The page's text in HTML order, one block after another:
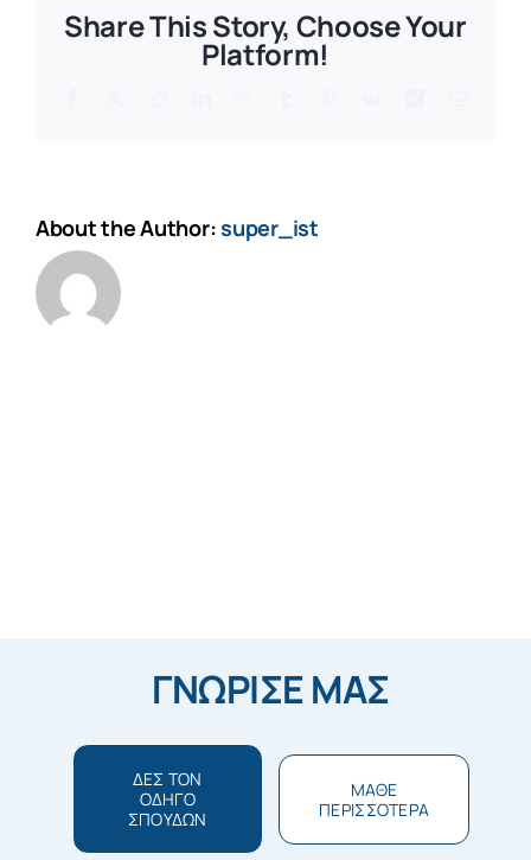
Share This Story, Choose Your
Platform!
About the Author:super_ist
ΓΝΩΡΙΣΕ ΜΑΣ
ΔΕΣ ΤΟΝ
ΟΔΗΓΟ
ΣΠΟΥΔΩΝ
ΜΑΘΕ
ΠΕΡΙΣΣΟΤΕΡΑ